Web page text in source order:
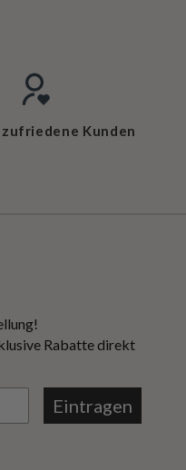
Kunden
Rabatte direkt
Eintragen